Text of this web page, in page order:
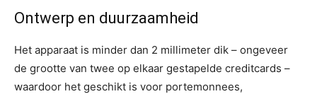
Ontwerp en duurzaamheid
Het apparaat is minder dan 2 millimeter dik – ongeveer
de grootte van twee op elkaar gestapelde creditcards –
waardoor het geschikt is voor portemonnees,